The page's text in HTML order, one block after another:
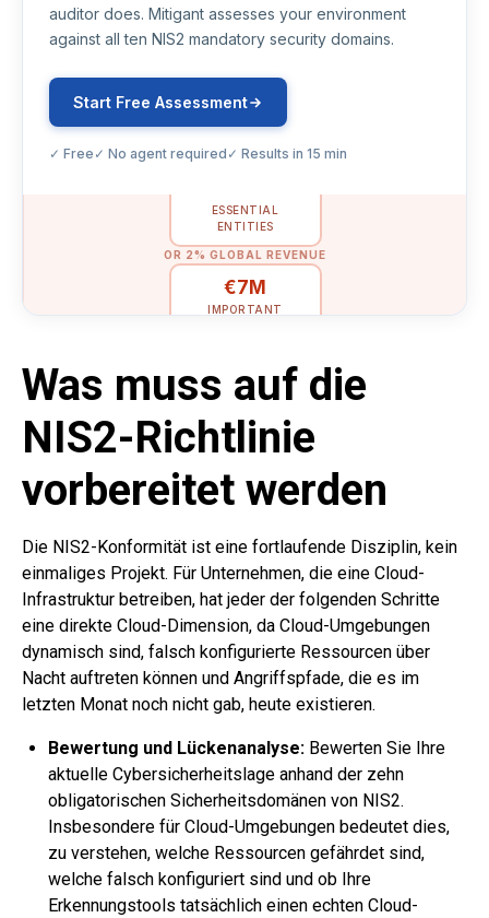
auditor does. Mitigant assesses your environment
against all ten NIS2 mandatory security domains.
Start Free Assessment
✓ Free ✓ No agent required ✓ Results in 15 min
ESSENTIAL
ENTITIES
OR 2% GLOBAL REVENUE
€7M
IMPORTANT
Was muss auf die
NIS2-Richtlinie
vorbereitet werden
Die NIS2-Konformität ist eine fortlaufende Disziplin, kein
einmaliges Projekt. Für Unternehmen, die eine Cloud-
Infrastruktur betreiben, hat jeder der folgenden Schritte
eine direkte Cloud-Dimension, da Cloud-Umgebungen
dynamisch sind, falsch konfigurierte Ressourcen über
Nacht auftreten können und Angriffspfade, die es im
letzten Monat noch nicht gab, heute existieren.
Bewertung und Lückenanalyse: Bewerten Sie Ihre
aktuelle Cybersicherheitslage anhand der zehn
obligatorischen Sicherheitsdomänen von NIS2.
Insbesondere für Cloud-Umgebungen bedeutet dies,
zu verstehen, welche Ressourcen gefährdet sind,
welche falsch konfiguriert sind und ob Ihre
Erkennungstools tatsächlich einen echten Cloud-